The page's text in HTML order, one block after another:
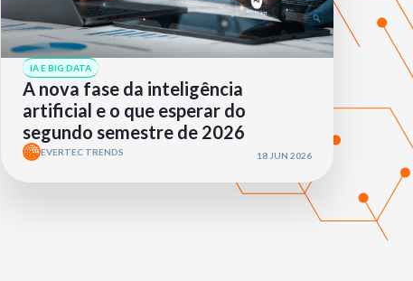
IA E BIG DATA
A nova fase da inteligência
artificial e o que esperar do
segundo semestre de 2026
EVERTEC TRENDS 18 JUN 2026